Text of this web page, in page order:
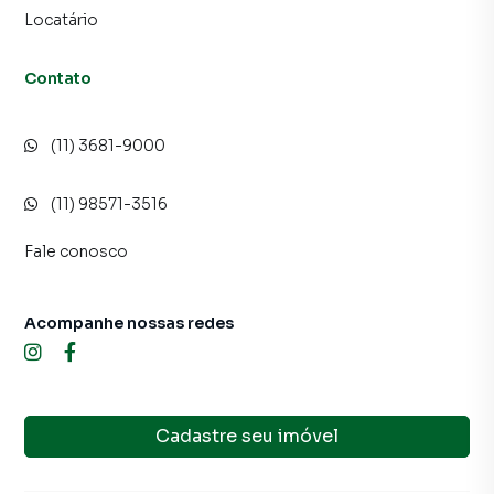
programadores, corretores treinados e uma central de
inquilinos.
Locatário
Contato
(11) 3681-9000
(11) 98571-3516
Fale conosco
Cadastre seu imóvel
Acompanhe nossas redes